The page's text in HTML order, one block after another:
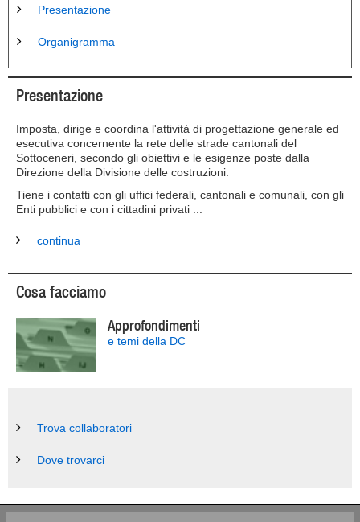
Presentazione
Organigramma
Presentazione
Imposta, dirige e coordina l'attività di progettazione generale ed
esecutiva concernente la rete delle strade cantonali del
Sottoceneri, secondo gli obiettivi e le esigenze poste dalla
Direzione della Divisione delle costruzioni.
Tiene i contatti con gli uffici federali, cantonali e comunali, con gli
Enti pubblici e con i cittadini privati ...
continua
Cosa facciamo
Approfondimenti
e temi della DC
Trova collaboratori
Dove trovarci